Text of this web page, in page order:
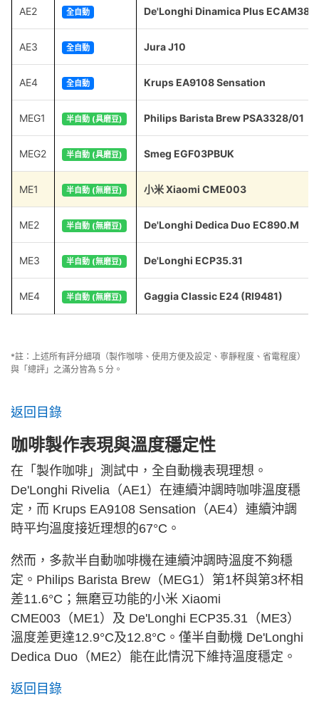
AE2 全自動 De'Longhi Dinamica Plus
AE3 全自動 Jura J10
AE4 全自動 Krups EA9108 Sensation
MEG1 半自動 (具磨豆) Philips Barista Brew PSA3328/01
MEG2 半自動 (具磨豆) Smeg EGF03PBUK
ME1 半自動 (無磨豆) 小米 Xiaomi CME003
ME2 半自動 (無磨豆) De'Longhi Dedica Duo EC890.M
ME3 半自動 (無磨豆) De'Longhi ECP35.31
ME4 半自動 (無磨豆) Gaggia Classic E24 (RI9481)
*註：上述所有評分細項（製作咖啡、使用方便及設定、寧靜程度、省電程度）
與「總評」之滿分皆為 5 分。
返回目錄
咖啡製作表現與溫度穩定性
在「製作咖啡」測試中，全自動機表現理想。
De'Longhi Rivelia（AE1）在連續沖調時咖啡溫度穩
定，而 Krups EA9108 Sensation（AE4）連續沖調
時平均溫度接近理想的67°C。
然而，多款半自動咖啡機在連續沖調時溫度不夠穩
定。Philips Barista Brew（MEG1）第1杯與第3杯相
差11.6°C；無磨豆功能的小米 Xiaomi
CME003（ME1）及 De'Longhi ECP35.31（ME3）
溫度差更達12.9°C及12.8°C。僅半自動機 De'Longhi
Dedica Duo（ME2）能在此情況下維持溫度穩定。
返回目錄